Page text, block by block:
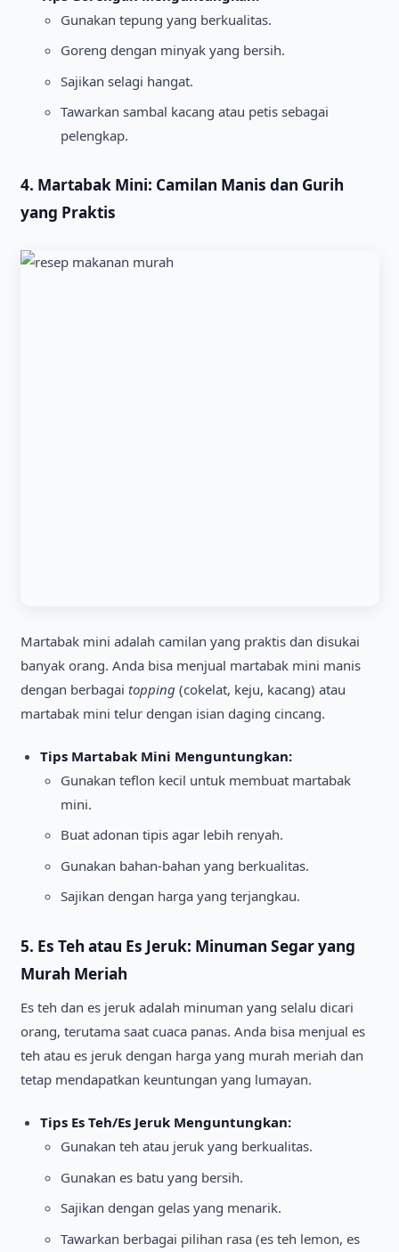
Gunakan tepung yang berkualitas.
Goreng dengan minyak yang bersih.
Sajikan selagi hangat.
Tawarkan sambal kacang atau petis sebagai
pelengkap.
4. Martabak Mini: Camilan Manis dan Gurih
yang Praktis
Martabak mini adalah camilan yang praktis dan disukai
banyak orang. Anda bisa menjual martabak mini manis
dengan berbagai topping(cokelat, keju, kacang) atau
martabak mini telur dengan isian daging cincang.
Tips Martabak Mini Menguntungkan:
Gunakan teflon kecil untuk membuat martabak
mini.
Buat adonan tipis agar lebih renyah.
Gunakan bahan-bahan yang berkualitas.
Sajikan dengan harga yang terjangkau.
5. Es Teh atau Es Jeruk: Minuman Segar yang
Murah Meriah
Es teh dan es jeruk adalah minuman yang selalu dicari
orang, terutama saat cuaca panas. Anda bisa menjual es
teh atau es jeruk dengan harga yang murah meriah dan
tetap mendapatkan keuntungan yang lumayan.
Tips Es Teh/Es Jeruk Menguntungkan:
Gunakan teh atau jeruk yang berkualitas.
Gunakan es batu yang bersih.
Sajikan dengan gelas yang menarik.
Tawarkan berbagai pilihan rasa (es teh lemon, es